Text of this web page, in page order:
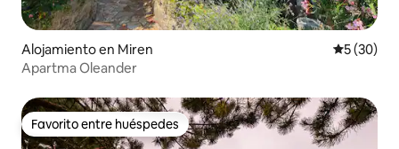
Alojamiento en Miren
5 (30)
Apartma Oleander
Favorito entre huéspedes
Favorito entre huéspedes